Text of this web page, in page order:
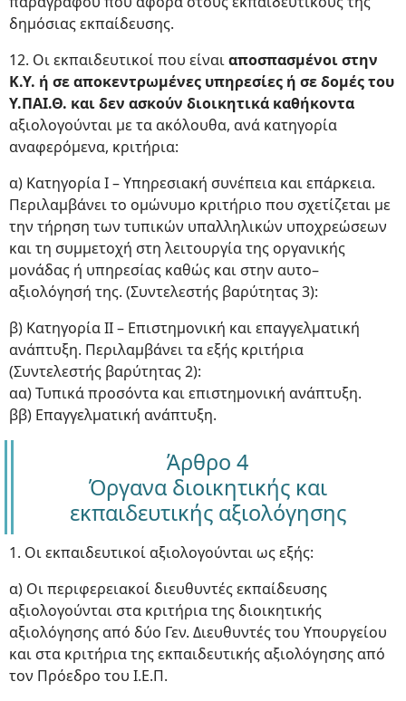
δημόσιας εκπαίδευσης.
12. Οι εκπαιδευτικοί που είναιαποσπασμένοι στην
Κ.Υ. ή σε αποκεντρωμένες υπηρεσίες ή σε δομές του
Υ.ΠΑΙ.Θ. και δεν ασκούν διοικητικά καθήκοντα
αξιολογούνται με τα ακόλουθα, ανά κατηγορία
αναφερόμενα, κριτήρια:
α) Κατηγορία I – Υπηρεσιακή συνέπεια και επάρκεια.
Περιλαμβάνει το ομώνυμο κριτήριο που σχετίζεται με
την τήρηση των τυπικών υπαλληλικών υποχρεώσεων
και τη συμμετοχή στη λειτουργία της οργανικής
μονάδας ή υπηρεσίας καθώς και στην αυτο–
αξιολόγησή της. (Συντελεστής βαρύτητας 3):
β) Κατηγορία ΙΙ – Επιστημονική και επαγγελματική
ανάπτυξη. Περιλαμβάνει τα εξής κριτήρια
(Συντελεστής βαρύτητας 2):
αα) Τυπικά προσόντα και επιστημονική ανάπτυξη.
ββ) Επαγγελματική ανάπτυξη.
Άρθρο 4
Όργανα διοικητικής και
εκπαιδευτικής αξιολόγησης
1. Οι εκπαιδευτικοί αξιολογούνται ως εξής:
α) Οι περιφερειακοί διευθυντές εκπαίδευσης
αξιολογούνται στα κριτήρια της διοικητικής
αξιολόγησης από δύο Γεν. Διευθυντές του Υπουργείου
και στα κριτήρια της εκπαιδευτικής αξιολόγησης από
τον Πρόεδρο του Ι.Ε.Π.